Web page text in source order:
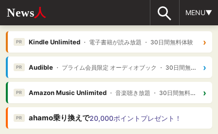
News人 MENU▼
PR Kindle Unlimited・ 電子書籍が読み放題 ・ 30日間無料体験 ›
PR Audible・ プライム会員限定 オーディオブック ・ 30日間無料体験 ›
PR Amazon Music Unlimited・ 音楽聴き放題 ・ 30日間無料体験 ›
PR ahamo乗り換えで20,000ポイントプレゼント！